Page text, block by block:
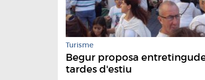
Turisme
Begur proposa
tardes d'estiu